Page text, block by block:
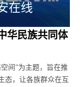
分论坛
华民族共同体
间”为主题，旨在推
态，让各族群众在互